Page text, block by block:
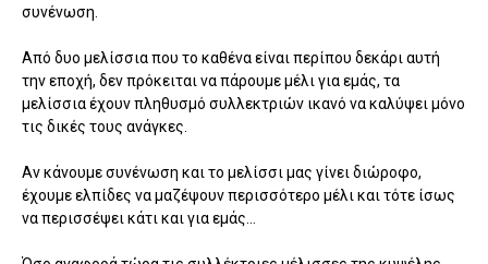
συνένωση.
Από δυο μελίσσια που το καθένα είναι περίπου δεκάρι αυτή
την εποχή, δεν πρόκειται να πάρουμε μέλι για εμάς, τα
μελίσσια έχουν πληθυσμό συλλεκτριών ικανό να καλύψει μόνο
τις δικές τους ανάγκες.
Αν κάνουμε συνένωση και το μελίσσι μας γίνει διώροφο,
έχουμε ελπίδες να μαζέψουν περισσότερο μέλι και τότε ίσως
να περισσέψει κάτι και για εμάς...